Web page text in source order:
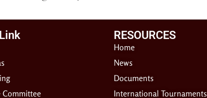
Committee
RESOURCES​
Home
News
Documents
International Tournaments